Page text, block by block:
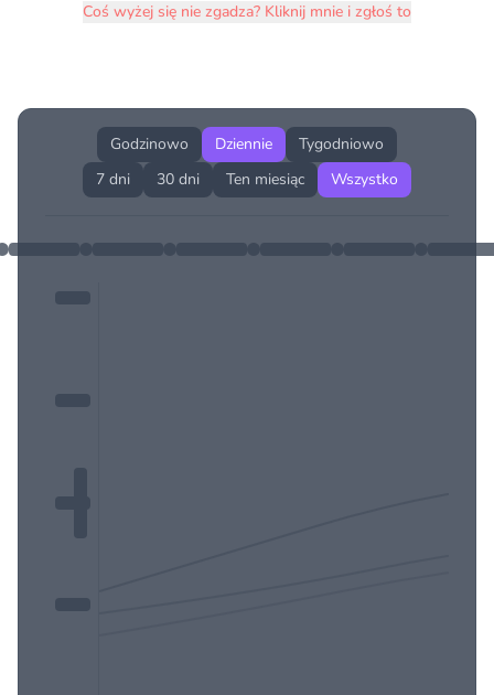
Coś wyżej się nie zgadza? Kliknij mnie i zgłoś to
Godzinowo Dziennie
Tygodniowo
7 dni
30 dni Ten miesiąc Wszystko